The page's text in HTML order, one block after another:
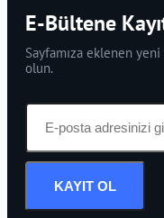
E-Bültene
Sayfamıza eklenen
olun.
KAYIT OL